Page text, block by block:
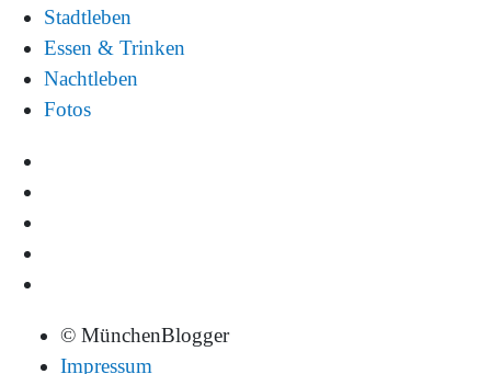
Stadtleben
Essen & Trinken
Nachtleben
Fotos
© MünchenBlogger
Impressum